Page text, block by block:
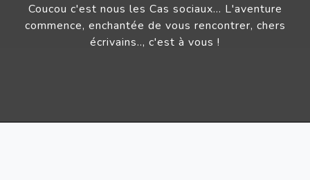
Coucou c'est nous les Cas sociaux… L'aventure
commence, enchantée de vous rencontrer, chers
écrivains.., c'est à vous !